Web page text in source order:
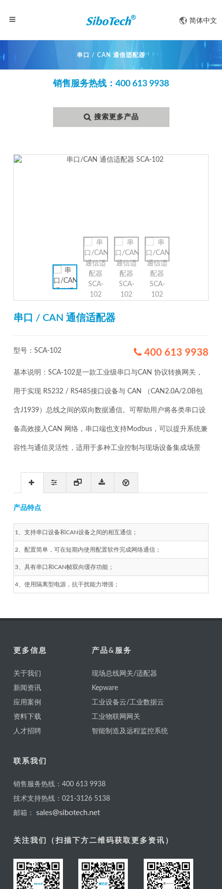
简体中文
串口 / CAN 通信适配器
销售服务热线：400 613 9938
搜索更多产品
串口 / CAN 通信适配器
型号：SCA-102 400 613 9938
基本说明：SCA-102是一款工业级串口与CAN 协议转换网关，
用于实现 RS232 / RS485接口设备与 CAN （CAN2.0A/2.0B包
含J1939）总线之间的双向数据通信。可帮助用户将各类串口设
备高效接入CAN 网络，串口端也支持Modbus，可以提升系统兼
容性与通信灵活性，适用于多种工业控制与现场设备集成场景
产品特点
1、支持串口设备和CAN设备之间的相互通信；
2、配置简单，可在短期内使用配置软件完成网络通信；
3、具有串口和CAN帧双向缓存功能；
4、使用隔离型电源，抗干扰能力增强；
更多信息
关于我们
新闻资讯
应用案例
资料下载
人才招聘
产品&服务
现场总线网关/适配器
Kepware
工业设备云/工业数据云
工业物联网网关
智能制造及远程监控系统
联系我们
销售服务热线：400 613 9938
技术支持热线：021-3126 5138
邮箱：
关注我们（扫描下方二维码获取更多资讯）